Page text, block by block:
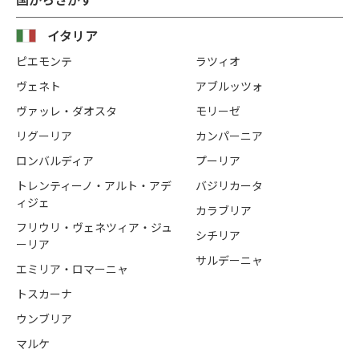
イタリア
ピエモンテ
ヴェネト
ヴァッレ・ダオスタ
リグーリア
ロンバルディア
トレンティーノ・アルト・アデ
ィジェ
フリウリ・ヴェネツィア・ジュ
ーリア
エミリア・ロマーニャ
トスカーナ
ウンブリア
マルケ
ラツィオ
アブルッツォ
モリーゼ
カンパーニア
プーリア
バジリカータ
カラブリア
シチリア
サルデーニャ